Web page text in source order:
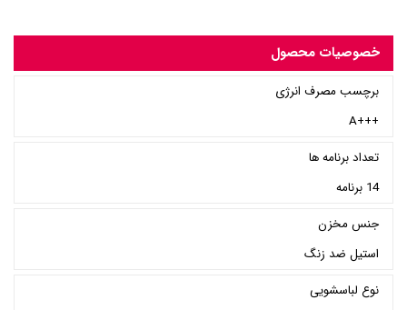
خصوصیات محصول
برچسب مصرف انرژی
+++A
تعداد برنامه ها
14 برنامه
جنس مخزن
استیل ضد زنگ
نوع لباسشویی